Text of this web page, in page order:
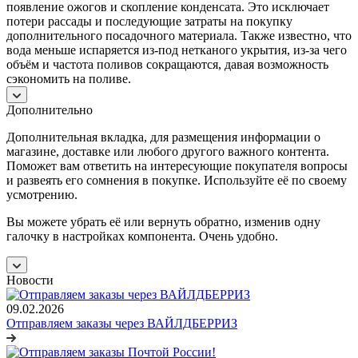
появление ожогов и скопление конденсата. Это исключает
потери рассады и последующие затраты на покупку
дополнительного посадочного материала. Также известно, что
вода меньше испаряется из-под нетканого укрытия, из-за чего
объём и частота поливов сокращаются, давая возможность
сэкономить на поливе.
Дополнительно
Дополнительная вкладка, для размещения информации о
магазине, доставке или любого другого важного контента.
Поможет вам ответить на интересующие покупателя вопросы
и развеять его сомнения в покупке. Используйте её по своему
усмотрению.
Вы можете убрать её или вернуть обратно, изменив одну
галочку в настройках компонента. Очень удобно.
Новости
09.02.2026
Отправляем заказы через ВАЙЛДБЕРРИЗ